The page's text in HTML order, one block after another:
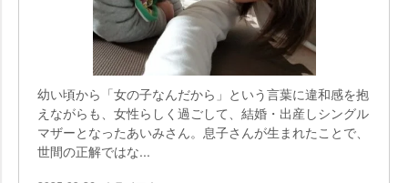
幼い頃から「女の子なんだから」という言葉に違和感を抱
えながらも、女性らしく過ごして、結婚・出産しシングル
マザーとなったあいみさん。息子さんが生まれたことで、
世間の正解ではな...